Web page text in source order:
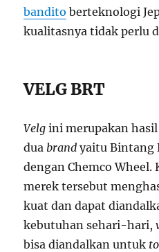
bandito berteknologi
kualitasnya tidak perlu
VELG BRT
Velgini merupakan
dua brandyaitu Bintang
dengan Chemco Wheel.
merek tersebut
kuat dan dapat
kebutuhan sehari-hari,
bisa diandalkan untuk